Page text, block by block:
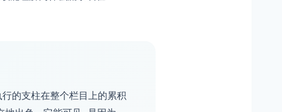
的支柱在整个栏目上的累积